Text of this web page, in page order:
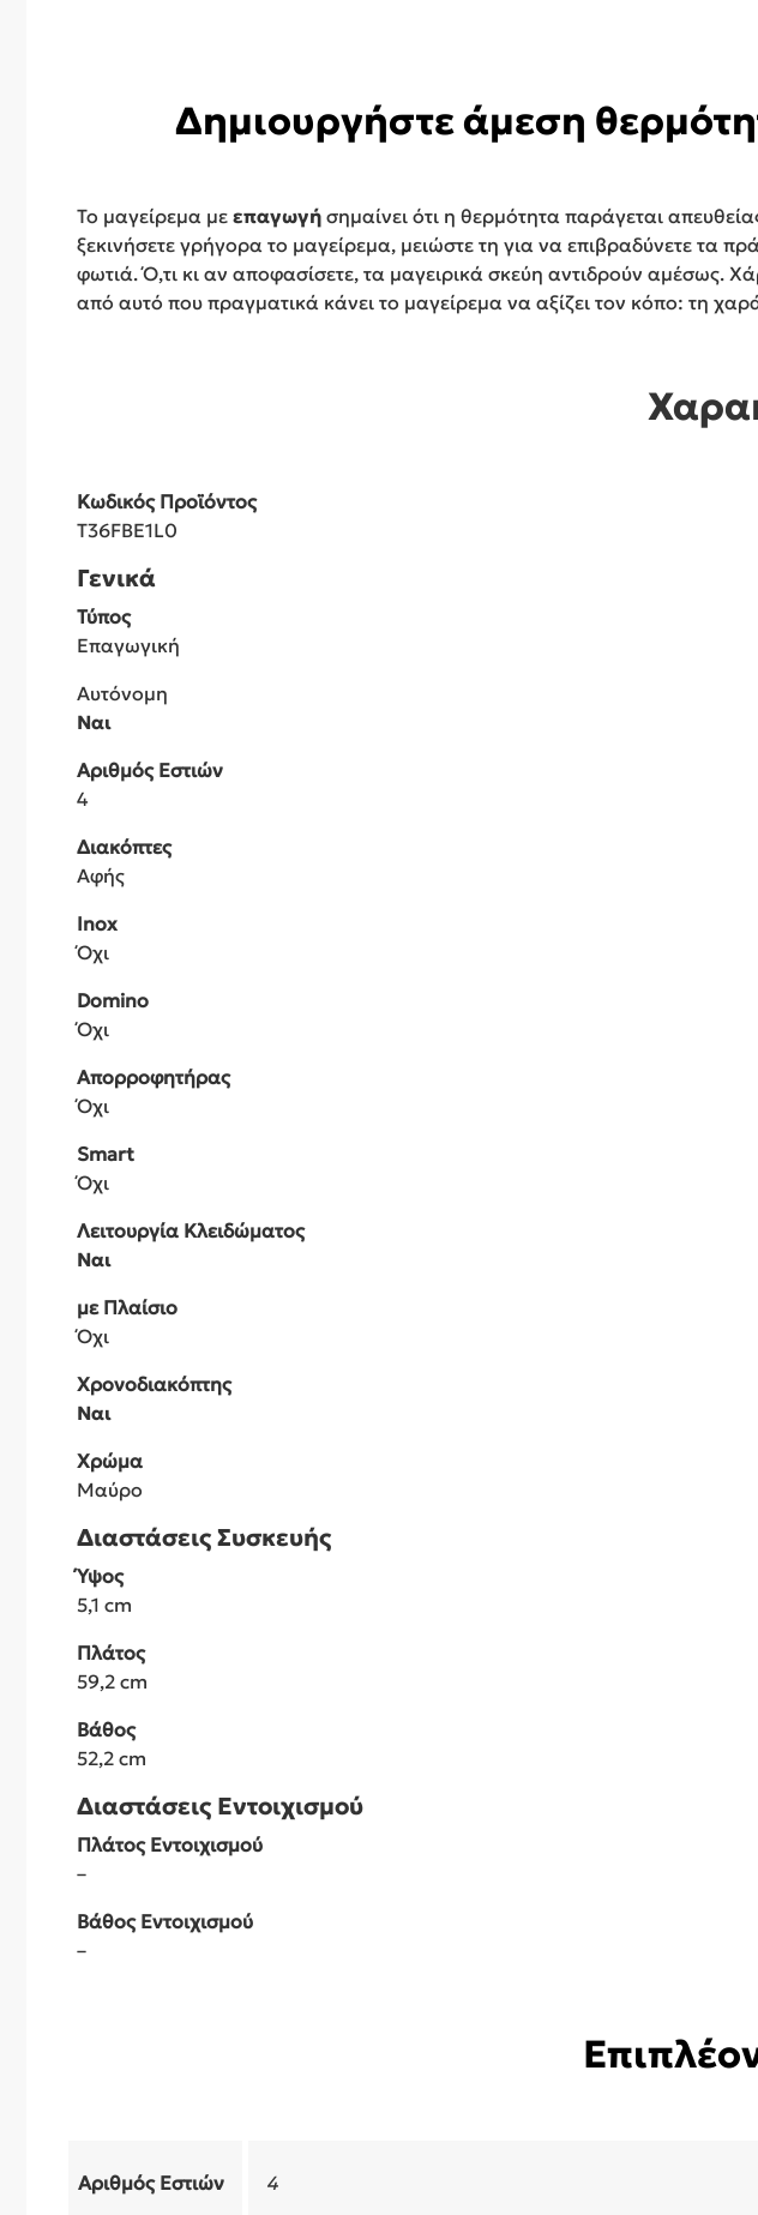
Δημιουργήστε άμεση
Το μαγείρεμα με επαγωγή σημαίνει ότι η θερμότητα παράγεται
ξεκινήσετε γρήγορα το μαγείρεμα, μειώστε τη για να επιβραδύνετε τα
φωτιά. Ό,τι κι αν αποφασίσετε, τα μαγειρικά σκεύη αντιδρούν αμέσως.
από αυτό που πραγματικά κάνει το μαγείρεμα να αξίζει τον κόπο: τη
Κωδικός Προϊόντος
T36FBE1L0
Γενικά
Τύπος
Επαγωγική
Αυτόνομη
Ναι
Αριθμός Εστιών
4
Διακόπτες
Αφής
Inox
Όχι
Domino
Όχι
Απορροφητήρας
Όχι
Smart
Όχι
Λειτουργία Κλειδώματος
Ναι
με Πλαίσιο
Όχι
Χρονοδιακόπτης
Ναι
Χρώμα
Μαύρο
Διαστάσεις Συσκευής
Ύψος
5,1 cm
Πλάτος
59,2 cm
Βάθος
52,2 cm
Διαστάσεις Εντοιχισμού
Πλάτος Εντοιχισμού
–
Βάθος Εντοιχισμού
–
Αριθμός Εστιών 4